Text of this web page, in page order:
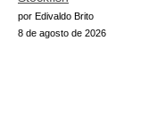
por Edivaldo Brito
8 de agosto de 2026